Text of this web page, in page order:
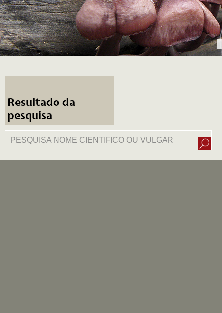
Resultado da
pesquisa